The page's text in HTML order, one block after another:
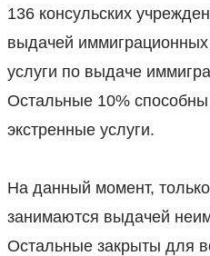
136 консульских
выдачей
услуги по выдаче
Остальные 10% способны
экстренные услуги.
На данный момент,
занимаются выдачей
Остальные закрыты для